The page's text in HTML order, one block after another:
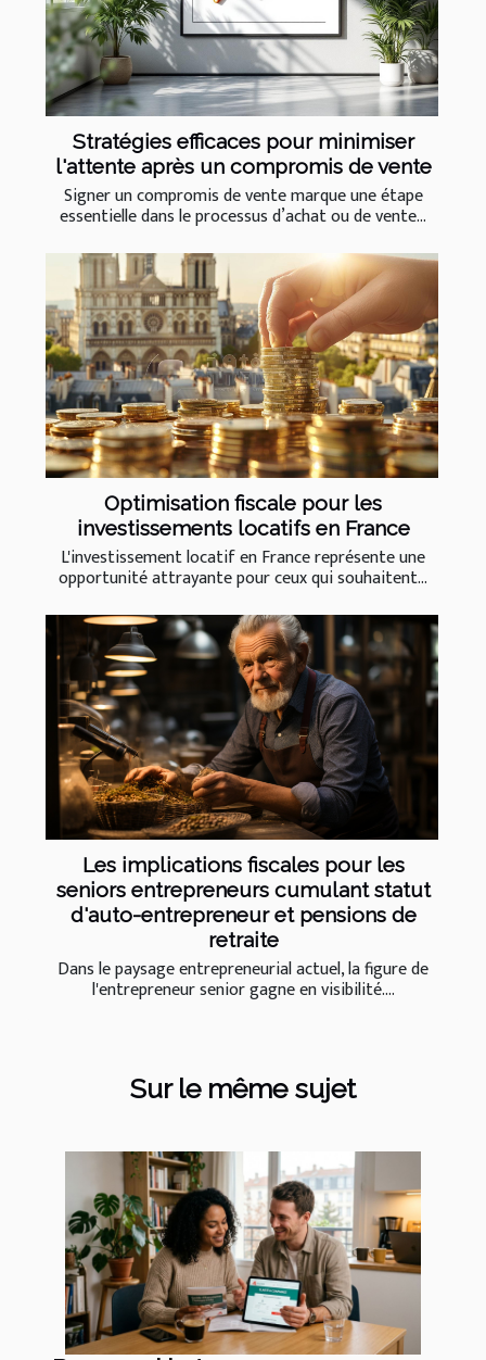
Stratégies efficaces pour minimiser
l'attente après un compromis de vente
Signer un compromis de vente marque une étape
essentielle dans le processus d’achat ou de vente...
Optimisation fiscale pour les
investissements locatifs en France
L'investissement locatif en France représente une
opportunité attrayante pour ceux qui souhaitent...
Les implications fiscales pour les
seniors entrepreneurs cumulant statut
d'auto-entrepreneur et pensions de
retraite
Dans le paysage entrepreneurial actuel, la figure de
l'entrepreneur senior gagne en visibilité....
Sur le même sujet